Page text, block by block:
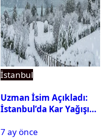
İstanbul
Uzman İsim Açıkladı:
İstanbul’da Kar Yağışı
7 ay önce